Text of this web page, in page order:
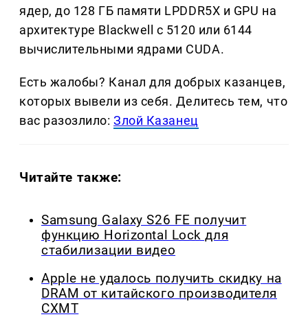
ядер, до 128 ГБ памяти LPDDR5X и GPU на
архитектуре Blackwell с 5120 или 6144
вычислительными ядрами CUDA.
Есть жалобы? Канал для добрых казанцев,
которых вывели из себя. Делитеcь тем, что
вас разозлило:Злой Казанец
Читайте также:
Samsung Galaxy S26 FE получит
функцию Horizontal Lock для
стабилизации видео
Apple не удалось получить скидку на
DRAM от китайского производителя
CXMT